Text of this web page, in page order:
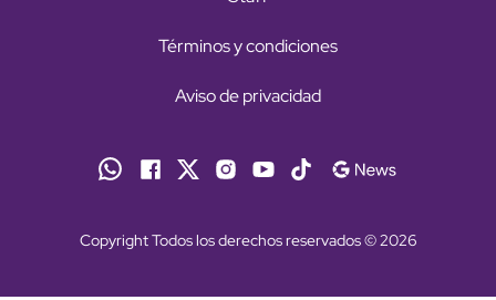
Términos y condiciones
Aviso de privacidad
Copyright Todos los derechos reservados © 2026